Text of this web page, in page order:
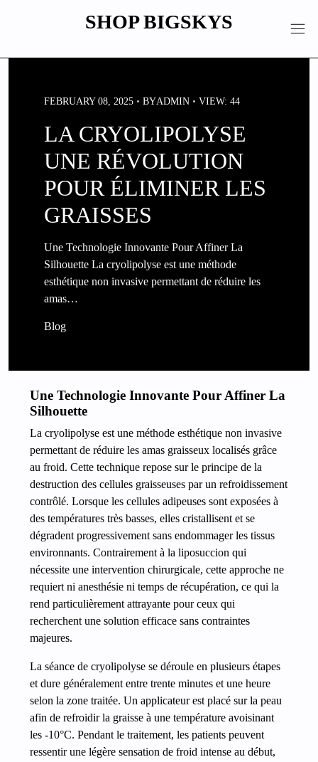
SHOP BIGSKYS
FEBRUARY 08, 2025 BYADMIN VIEW: 44
LA CRYOLIPOLYSE
UNE RÉVOLUTION
POUR ÉLIMINER LES
GRAISSES
Une Technologie Innovante Pour Affiner La
Silhouette La cryolipolyse est une méthode
esthétique non invasive permettant de réduire les
amas…
Blog
Une Technologie Innovante Pour Affiner La
Silhouette
La cryolipolyse est une méthode esthétique non invasive
permettant de réduire les amas graisseux localisés grâce
au froid. Cette technique repose sur le principe de la
destruction des cellules graisseuses par un refroidissement
contrôlé. Lorsque les cellules adipeuses sont exposées à
des températures très basses, elles cristallisent et se
dégradent progressivement sans endommager les tissus
environnants. Contrairement à la liposuccion qui
nécessite une intervention chirurgicale, cette approche ne
requiert ni anesthésie ni temps de récupération, ce qui la
rend particulièrement attrayante pour ceux qui
recherchent une solution efficace sans contraintes
majeures.
La séance de cryolipolyse se déroule en plusieurs étapes
et dure généralement entre trente minutes et une heure
selon la zone traitée. Un applicateur est placé sur la peau
afin de refroidir la graisse à une température avoisinant
les -10°C. Pendant le traitement, les patients peuvent
ressentir une légère sensation de froid intense au début,